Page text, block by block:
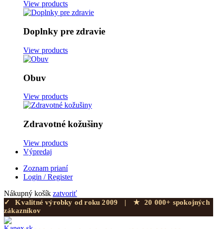
View products
Doplnky pre zdravie
View products
Obuv
View products
Zdravotné kožušiny
View products
Výpredaj
Zoznam prianí
Login / Register
Nákupný košík zatvoriť
✓ Kvalitné výrobky od roku 2009 | ★
20 000+ spokojných
zákazníkov